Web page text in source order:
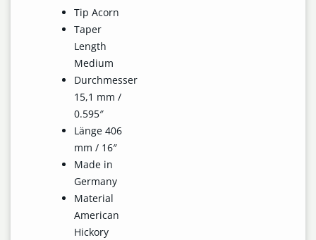
Tip Acorn
Taper
Length
Medium
Durchmesser
15,1 mm /
0.595″
Länge 406
mm / 16″
Made in
Germany
Material
American
Hickory